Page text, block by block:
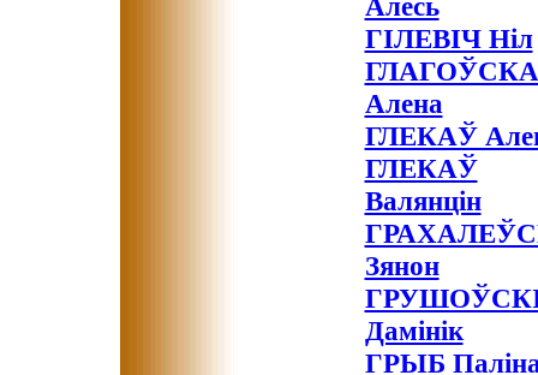
ГІЛЕВІЧ Ніл
Алена
ГЛЕКАЎ
ГЛЕКАЎ
Валянцін
Зянон
Дамінік
ГРЫБ